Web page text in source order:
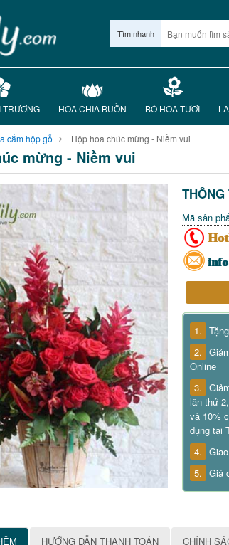
Tìm nhanh
TRƯƠNG HOA CHIA BUỒN BÓ HOA TƯƠI
cắm hộp gỗ Hộp hoa chúc mừng - Niềm vui
mừng - Niềm vui
Mã sản
1.
2.
Online
3.
lần thứ
và 10%
dụng tại
4.
5. Giá
HƯỚNG DẪN THANH TOÁN CHÍNH